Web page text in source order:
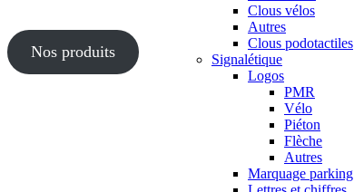
Nos produits
Clous vélos
Autres
Clous podotactiles
Signalétique
Logos
PMR
Vélo
Piéton
Flèche
Autres
Marquage parking